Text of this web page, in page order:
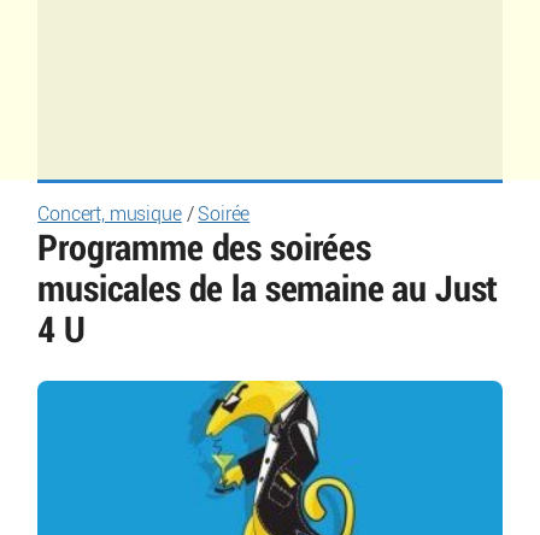
Concert, musique/ Soirée
Programme des soirées
musicales de la semaine au Just
4 U